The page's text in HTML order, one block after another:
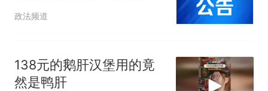
典型案例曝光
政法频道
138元的鹅肝汉堡用的竟
然是鸭肝